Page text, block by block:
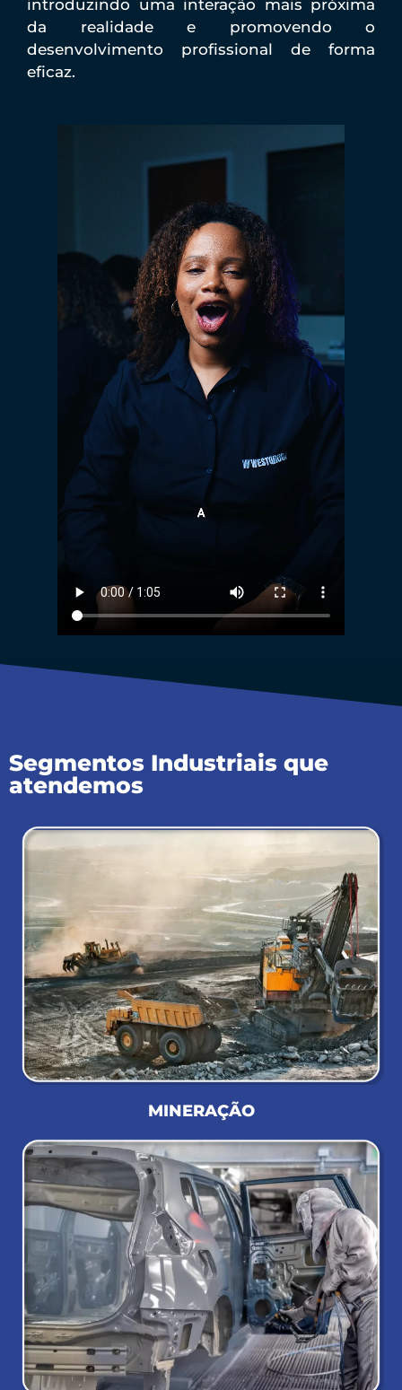
introduzindo uma interação mais próxima
da realidade e promovendo o
desenvolvimento profissional de forma
eficaz.
Segmentos Industriais que
atendemos
MINERAÇÃO